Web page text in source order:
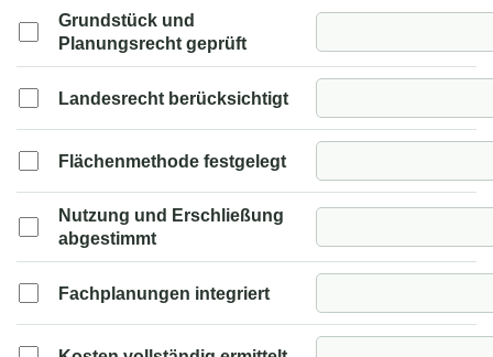
Grundstück und
Planungsrecht geprüft
Landesrecht berücksichtigt
Flächenmethode festgelegt
Nutzung und Erschließung
abgestimmt
Fachplanungen integriert